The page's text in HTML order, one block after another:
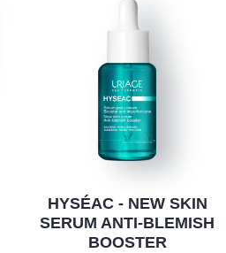
HYSÉAC - NEW SKIN
SERUM ANTI-BLEMISH
BOOSTER